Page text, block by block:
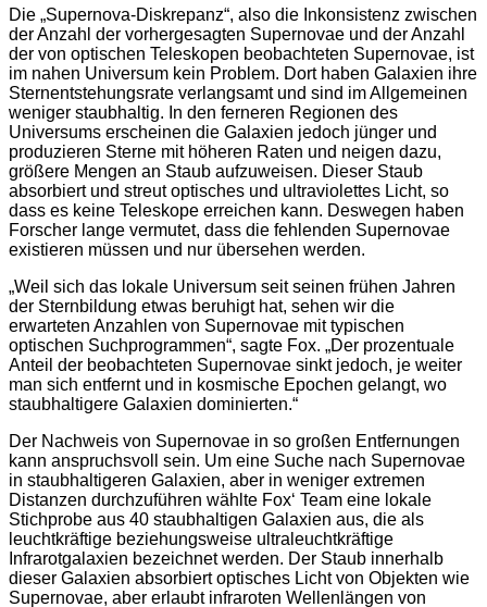
Die „Supernova-Diskrepanz“, also die Inkonsistenz zwischen
der Anzahl der vorhergesagten Supernovae und der Anzahl
der von optischen Teleskopen beobachteten Supernovae, ist
im nahen Universum kein Problem. Dort haben Galaxien ihre
Sternentstehungsrate verlangsamt und sind im Allgemeinen
weniger staubhaltig. In den ferneren Regionen des
Universums erscheinen die Galaxien jedoch jünger und
produzieren Sterne mit höheren Raten und neigen dazu,
größere Mengen an Staub aufzuweisen. Dieser Staub
absorbiert und streut optisches und ultraviolettes Licht, so
dass es keine Teleskope erreichen kann. Deswegen haben
Forscher lange vermutet, dass die fehlenden Supernovae
existieren müssen und nur übersehen werden.
„Weil sich das lokale Universum seit seinen frühen Jahren
der Sternbildung etwas beruhigt hat, sehen wir die
erwarteten Anzahlen von Supernovae mit typischen
optischen Suchprogrammen“, sagte Fox. „Der prozentuale
Anteil der beobachteten Supernovae sinkt jedoch, je weiter
man sich entfernt und in kosmische Epochen gelangt, wo
staubhaltigere Galaxien dominierten.“
Der Nachweis von Supernovae in so großen Entfernungen
kann anspruchsvoll sein. Um eine Suche nach Supernovae
in staubhaltigeren Galaxien, aber in weniger extremen
Distanzen durchzuführen wählte Fox‘ Team eine lokale
Stichprobe aus 40 staubhaltigen Galaxien aus, die als
leuchtkräftige beziehungsweise ultraleuchtkräftige
Infrarotgalaxien bezeichnet werden. Der Staub innerhalb
dieser Galaxien absorbiert optisches Licht von Objekten wie
Supernovae, aber erlaubt infraroten Wellenlängen von